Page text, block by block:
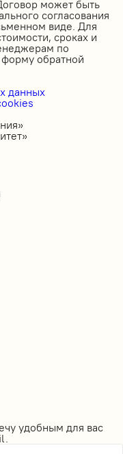
может быть
согласования
виде. Для
сроках и
по
обратной
данных
удобным для вас